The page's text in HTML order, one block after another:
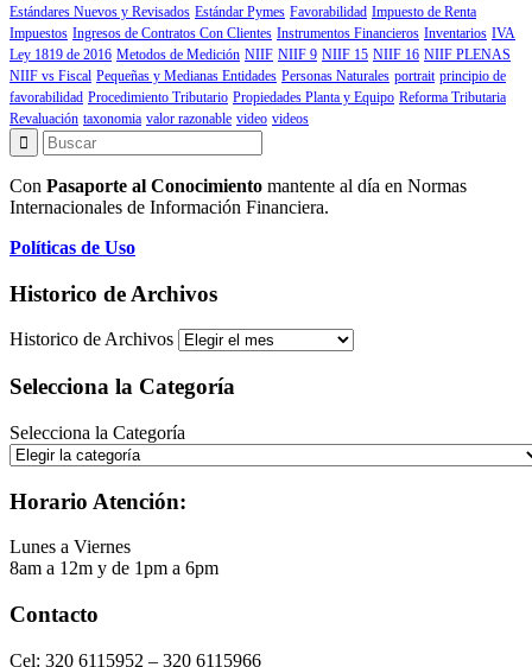
Estándares Nuevos y Revisados Estándar Pymes Favorabilidad Impuesto de Renta
Impuestos Ingresos de Contratos Con Clientes Instrumentos Financieros Inventarios IVA
Ley 1819 de 2016 Metodos de Medición NIIF NIIF 9 NIIF 15 NIIF 16 NIIF PLENAS
NIIF vs Fiscal Pequeñas y Medianas Entidades Personas Naturales portrait principio de
favorabilidad Procedimiento Tributario Propiedades Planta y Equipo Reforma Tributaria
Revaluación taxonomia valor razonable video videos
Con Pasaporte al Conocimiento mantente al día en Normas
Internacionales de Información Financiera.
Políticas de Uso
Historico de Archivos
Historico de Archivos
Selecciona la Categoría
Selecciona la Categoría
Horario Atención:
Lunes a Viernes
8am a 12m y de 1pm a 6pm
Contacto
Cel: 320 6115952 – 320 6115966